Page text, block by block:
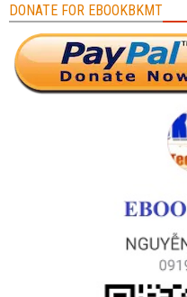
DONATE FOR EBOOKBKMT